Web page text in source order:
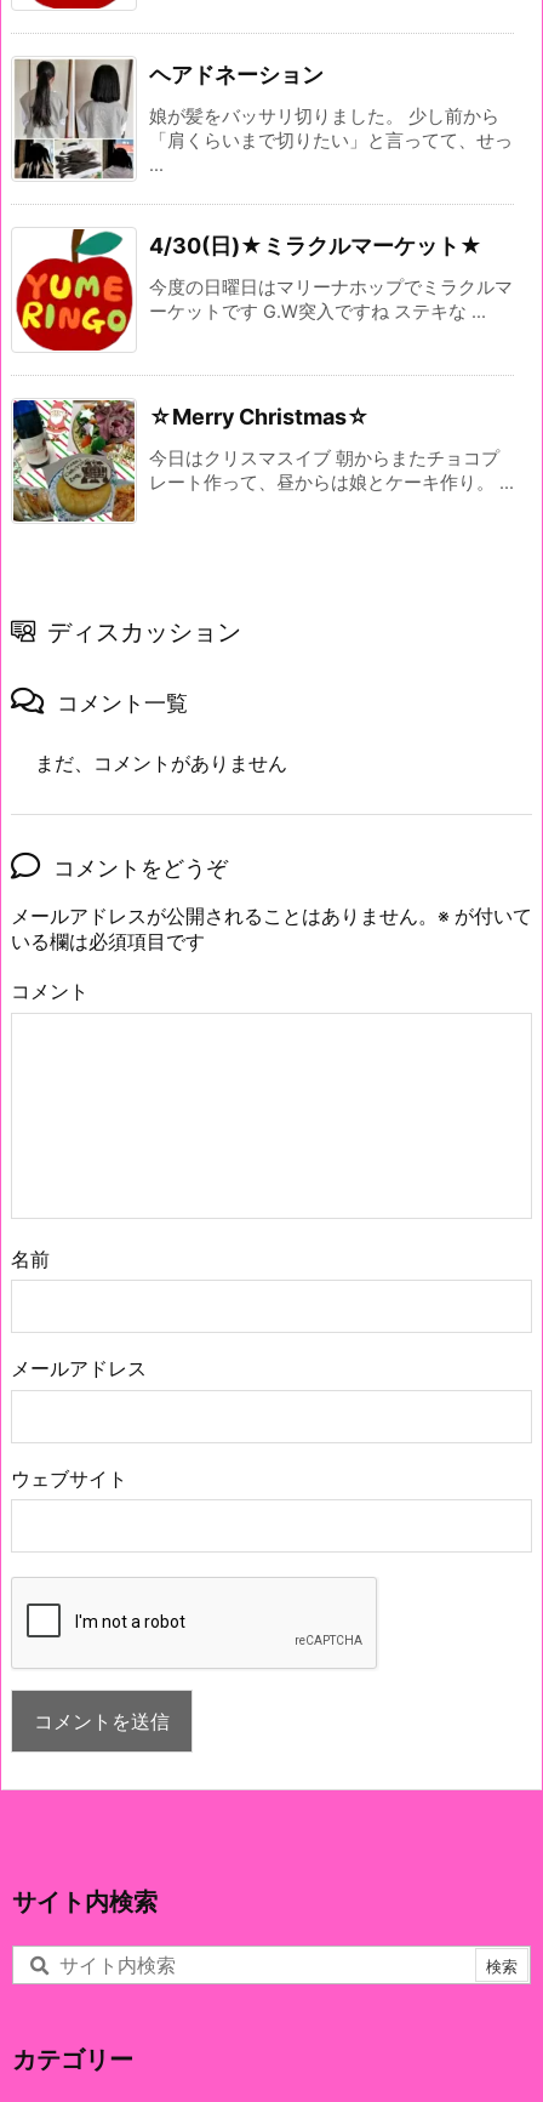
ヘアドネーション
娘が髪をバッサリ切りました。 少し前から
「肩くらいまで切りたい」と言ってて、せっ
...
4/30(日)★ミラクルマーケット★
今度の日曜日はマリーナホップでミラクルマ
ーケットです G.W突入ですね ステキな ...
☆Merry Christmas☆
今日はクリスマスイブ 朝からまたチョコプ
レート作って、昼からは娘とケーキ作り。 ...
ディスカッション
コメント一覧
まだ、コメントがありません
コメントをどうぞ
メールアドレスが公開されることはありません。 ※ が付いて
いる欄は必須項目です
コメント
名前
メールアドレス
ウェブサイト
サイト内検索
カテゴリー